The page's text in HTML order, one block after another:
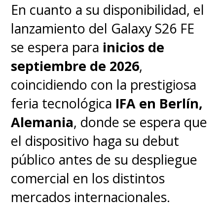
En cuanto a su disponibilidad, el
lanzamiento del Galaxy S26 FE
se espera para inicios de
septiembre de 2026,
coincidiendo con la prestigiosa
feria tecnológica IFA en Berlín,
Alemania, donde se espera que
el dispositivo haga su debut
público antes de su despliegue
comercial en los distintos
mercados internacionales.